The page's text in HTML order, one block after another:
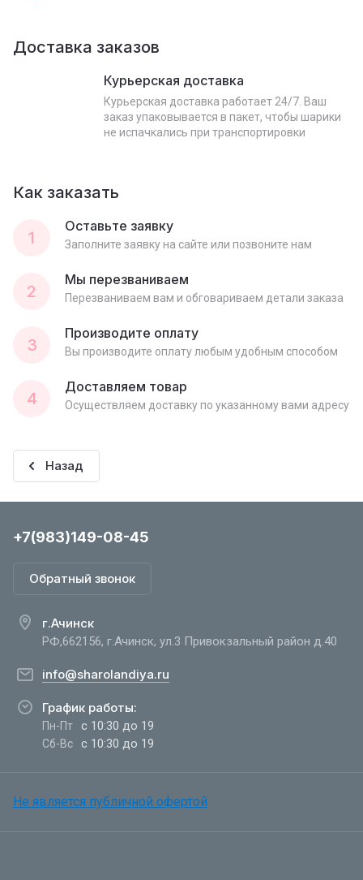
Доставка заказов
Курьерская доставка
Курьерская доставка работает 24/7. Ваш
заказ упаковывается в пакет, чтобы шарики
не испачкались при транспортировки
Как заказать
1
Оставьте заявку
Заполните заявку на сайте или позвоните нам
2
Мы перезваниваем
Перезваниваем вам и обговариваем детали заказа
3
Производите оплату
Вы производите оплату любым удобным способом
4
Доставляем товар
Осуществляем доставку по указанному вами адресу
Назад
+7(983)149-08-45
Обратный звонок
г.Ачинск
РФ,662156, г.Ачинск, ул.3 Привокзальный район д.40
info@sharolandiya.ru
График работы:
Пн-Пт с 10:30 до 19
Сб-Вс с 10:30 до 19
Не является публичной офертой